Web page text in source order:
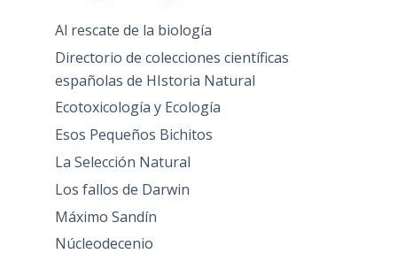
Al rescate de la biología
Directorio de colecciones científicas
españolas de HIstoria Natural
Ecotoxicología y Ecología
Esos Pequeños Bichitos
La Selección Natural
Los fallos de Darwin
Máximo Sandín
Núcleodecenio